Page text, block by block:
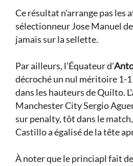
Ce résultat n'arrange pas les
sélectionneur Jose Manuel
jamais sur la sellette.
Par ailleurs, l'Équateur d'
décroché un nul méritoire 1-
dans les hauteurs de Quilto.
Manchester City Sergio
sur penalty, tôt dans le
Castillo a égalisé de la tête
À noter que le princiapl fait